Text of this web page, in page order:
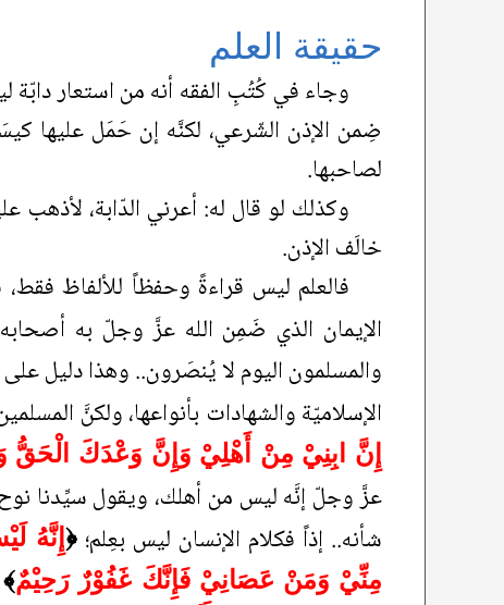
حقيقة العلم
وجاء في كُتُبِ الفقه أنه من استعار دابّة
ضِمن الإذن الشّرعي، لكنَّه إن حَمَل عليها
لصاحبها.
وكذلك لو قال له: أعرني الدّابة، لأذهب
خالَف الإذن.
فالعلم ليس قراءةً وحفظاً للألفاظ
الإيمان الذي ضَمِن الله عزَّ وجلّ به
والمسلمون اليوم لا يُنصَرون.. وهذا دليل على
الإسلاميّة والشهادات بأنواعها، ولكنَّ
إِنَّ ابِنِيْ مِنْ أَهْلِيْ وَإِنَّ وَعْدَكَ الْحَقُّ وَأَنْتَ أَحْكَمُ
عزَّ وجلّ إنَّه ليس من أهلك، ويقول سيِّدنا نوح
شأنه.. إذاً فكلام الإنسان ليس بعِلم؛﴿ إِنَّهُ
مِنِّيْ وَمَنْ عَصَانِيْ فَإِنَّكَ غَفُوْرٌ رَحِيْمٌ﴾